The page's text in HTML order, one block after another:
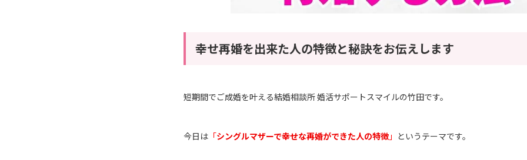
幸せ再婚を出来た人の特徴と秘訣をお伝えします
短期間でご成婚を叶える結婚相談所 婚活サポートスマイルの竹田です。
今日は 「シングルマザーで幸せな再婚ができた人の特徴 」 というテーマです。